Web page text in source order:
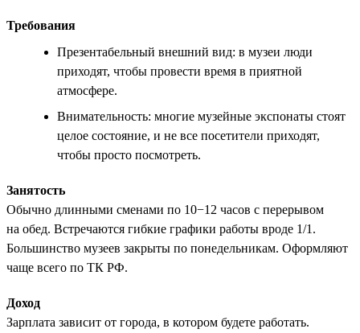
Требования
Презентабельный внешний вид: в музеи люди
приходят, чтобы провести время в приятной
атмосфере.
Внимательность: многие музейные экспонаты стоят
целое состояние, и не все посетители приходят,
чтобы просто посмотреть.
Занятость
Обычно длинными сменами по 10−12 часов с перерывом
на обед. Встречаются гибкие графики работы вроде 1/1.
Большинство музеев закрыты по понедельникам. Оформляют
чаще всего по ТК РФ.
Доход
Зарплата зависит от города, в котором будете работать.